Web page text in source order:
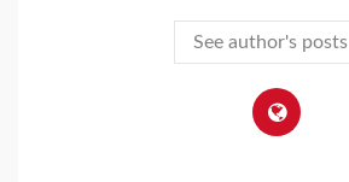
See author's posts